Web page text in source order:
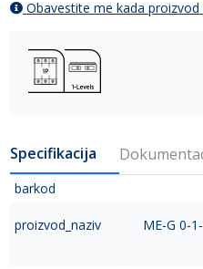
Obavestite me kada
Specifikacija
barkod
proizvod_naziv
ME-G 0-